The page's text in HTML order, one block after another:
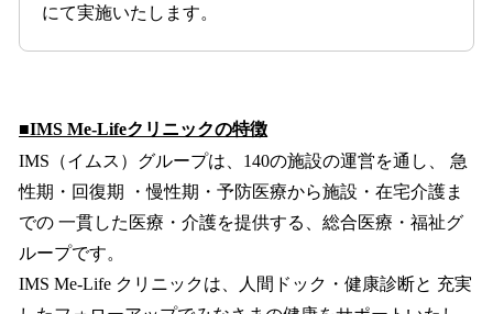
にて実施いたします。
■IMS Me-Lifeクリニックの特徴
IMS（イムス）グループは、140の施設の運営を通し、 急
性期・回復期 ・慢性期・予防医療から施設・在宅介護ま
での 一貫した医療・介護を提供する、総合医療・福祉グ
ループです。
IMS Me-Life クリニックは、人間ドック・健康診断と 充実